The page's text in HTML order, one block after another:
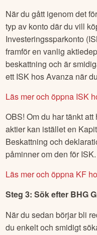
När du gått igenom det
typ av konto där du vill
Investeringssparkonto
framför en vanlig
beskattning och är
ett ISK hos Avanza när
Läs mer och öppna ISK
OBS! Om du har tänkt
aktier kan istället en
Beskattning och
påminner om den för ISK.
Läs mer och öppna KF
Steg 3: Sök efter BHG
När du sedan börjar bli
du enkelt och smidigt